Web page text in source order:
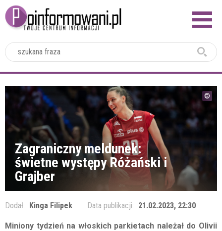
Zagraniczny meldunek:
świetne występy Różański i
Grajber
Dodał: Kinga Filipek Data publikacji: 21.02.2023, 22:30
Miniony tydzień na włoskich parkietach należał do Olivii